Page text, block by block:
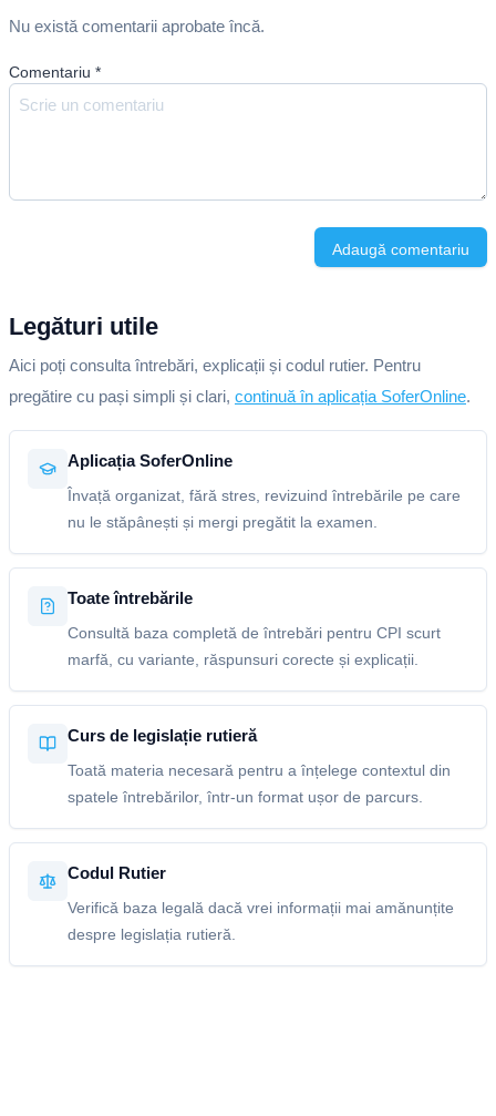
Nu există comentarii aprobate încă.
Comentariu *
Adaugă comentariu
Legături utile
Aici poți consulta întrebări, explicații și codul rutier. Pentru
pregătire cu pași simpli și clari, continuă în aplicația SoferOnline.
Aplicația SoferOnline
Învață organizat, fără stres, revizuind întrebările pe care
nu le stăpânești și mergi pregătit la examen.
Toate întrebările
Consultă baza completă de întrebări pentru CPI scurt
marfă, cu variante, răspunsuri corecte și explicații.
Curs de legislație rutieră
Toată materia necesară pentru a înțelege contextul din
spatele întrebărilor, într-un format ușor de parcurs.
Codul Rutier
Verifică baza legală dacă vrei informații mai amănunțite
despre legislația rutieră.